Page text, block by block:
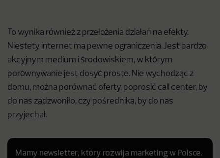
To wynika również z przełożenia działań na efekty.
Niestety internet ma pewne ograniczenia. Jest bardzo
akcyjnym medium i środowiskiem, w którym
porównywanie jest dosyć proste. Nie wychodząc z
domu, można porównać oferty, poprosić call center, by
do nas zadzwoniło, czy pośrednika, by do nas
przyjechał.
Mamy newsletter, który rozwija marketing w Polsce.